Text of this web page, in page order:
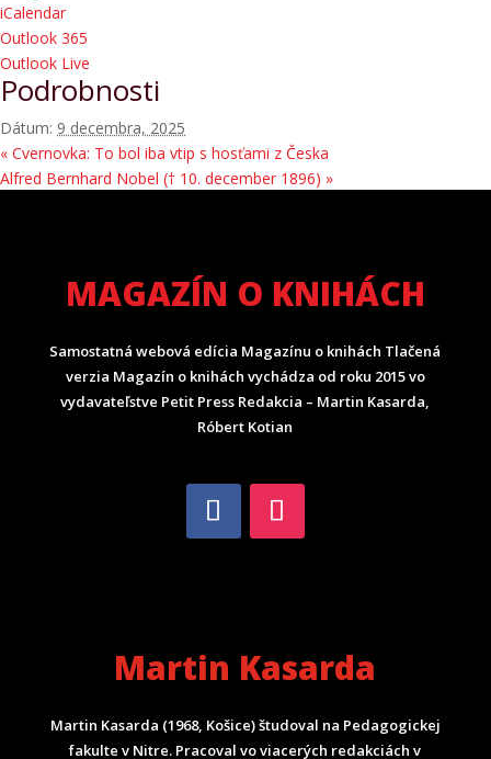
iCalendar
Outlook 365
Outlook Live
Podrobnosti
Dátum: 9 decembra, 2025
« Cvernovka: To bol iba vtip s hosťami z Česka
Alfred Bernhard Nobel († 10. december 1896) »
MAGAZÍN O KNIHÁCH
Samostatná webová edícia Magazínu o knihách Tlačená
verzia Magazín o knihách vychádza od roku 2015 vo
vydavateľstve Petit Press Redakcia – Martin Kasarda,
Róbert Kotian
Martin Kasarda
Martin Kasarda (1968, Košice) študoval na Pedagogickej
fakulte v Nitre. Pracoval vo viacerých redakciách v